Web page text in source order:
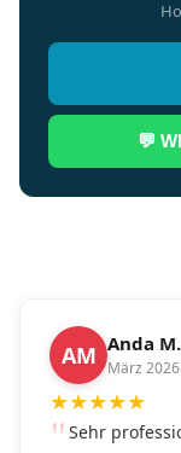
💬
AM Anda M.
März 2026
★★★★★
Sehr